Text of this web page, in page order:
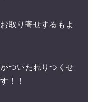
取り寄せするもよ
ついたれりつくせ
！！